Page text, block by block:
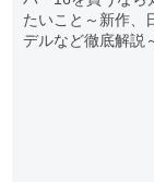
たいこと～新作、
デルなど徹底解説